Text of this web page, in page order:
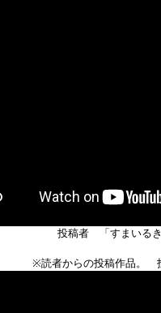
投稿者 「すまい
※読者からの投稿作品。